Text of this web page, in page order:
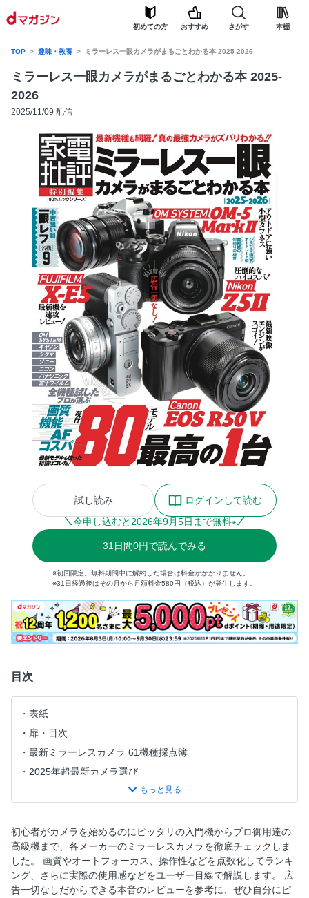
初めての方 おすすめ さがす 本棚
TOP 趣味・教養 ミラーレス一眼カメラがまるごとわかる本 2025-2026
ミラーレス一眼カメラがまるごとわかる本 2025-
2026
2025/11/09 配信
試し読み
ログインして読む
今申し込むと 2026年9月5日まで無料※
31 日間0円で読んでみる
※初回限定。無料期間中に解約した場合は料金がかかりません。
※31日経過後はその月から月額料金580円（税込）が発生します。
目次
表紙
扉・目次
最新ミラーレスカメラ 61機種採点簿
2025年超最新カメラ選び
LUMIXは最強EOS R50の牙城を崩せるのか？
最適な入門モデル探し
今こそ欲しいカメラ
新製品テストラボ
一眼レフ全機種チェック
初心者がカメラを始めるのにピッタリの入門機からプロ御用達の
高級機まで、各メーカーのミラーレスカメラを徹底チェックしま
した。 画質やオートフォーカス、操作性などを点数化してランキ
ング、さらに実際の使用感などをユーザー目線で解説します。 広
告一切なしだからできる本音のレビューを参考に、ぜひ自分にピ